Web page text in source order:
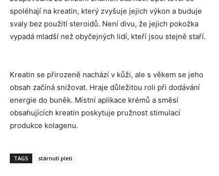
spoléhají na kreatin, který zvyšuje jejich výkon a buduje
svaly bez použití steroidů. Není divu, že jejich pokožka
vypadá mladší než obyčejných lidí, kteří jsou stejně staří.
Kreatin se přirozeně nachází v kůži, ale s věkem se jeho
obsah začíná snižovat. Hraje důležitou roli při dodávání
energie do buněk. Místní aplikace krémů a směsí
obsahujících kreatin poskytuje pružnost stimulací
produkce kolagenu.
TAGS stárnutí pleti